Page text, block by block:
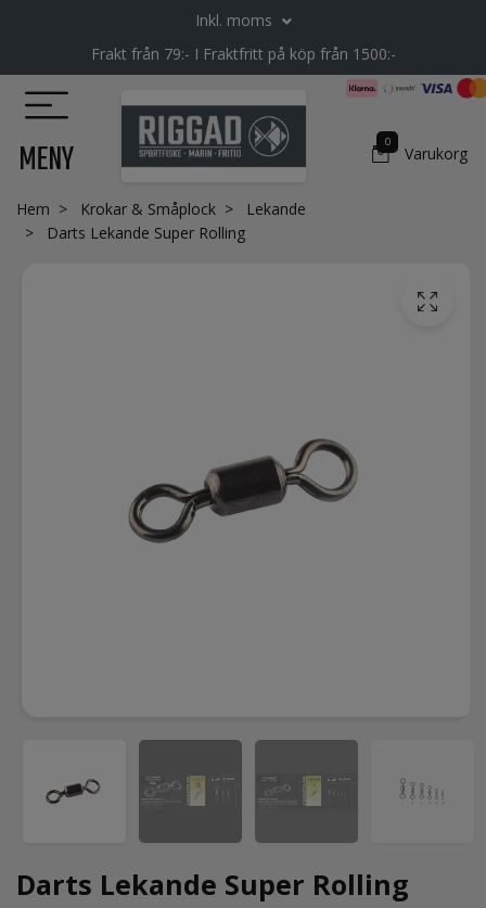
Inkl. moms
Frakt från 79:- I Fraktfritt på köp från 1500:-
MENY 0
Varukorg
Hem Krokar & Småplock
Lekande
Darts Lekande Super Rolling
Darts Lekande Super Rolling